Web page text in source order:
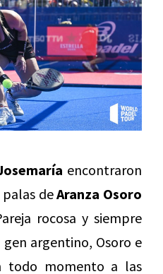
encontraron
palas deAranza Osoro
rocosa y siempre
argentino, Osoro e
todo momento a las